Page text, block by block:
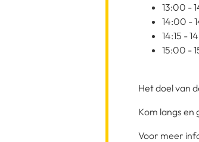
13:00 -
14:00 -
14:15 -
15:00 -
Het doel van
Kom langs en
Voor meer